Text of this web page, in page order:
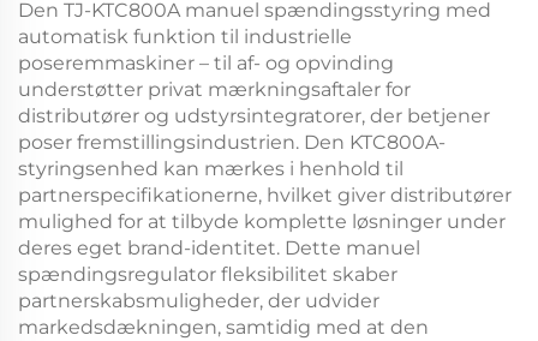
Den TJ-KTC800A manuel spændingsstyring med
automatisk funktion til industrielle
poseremmaskiner – til af- og opvinding
understøtter privat mærkningsaftaler for
distributører og udstyrsintegratorer, der betjener
poser fremstillingsindustrien. Den KTC800A-
styringsenhed kan mærkes i henhold til
partnerspecifikationerne, hvilket giver distributører
mulighed for at tilbyde komplette løsninger under
deres eget brand-identitet. Dette manuel
spændingsregulator fleksibilitet skaber
partnerskabsmuligheder, der udvider
markedsdækningen, samtidig med at den